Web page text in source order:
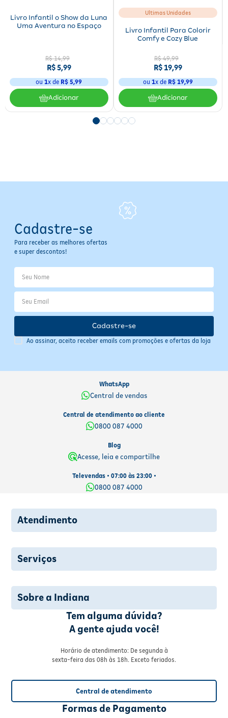
Tipo de produto:Livro
Marca:BOA VIAGEM
Gênero literário:
Autoajuda, Comunicação, Psicologia
Idioma:Português
Formato:Físico
Tipo de conservação:Temperatura ambiente
Conservação e Armazenamento
reciclados conforme normas locais.
Livro Infantil o Show da Luna
Uma Aventura no Espaço
R$ 14,99
R$5,99
ou1x de R$ 5,99
Adicionar
Ultimas Unidades
Livro Infantil Para Colorir
Comfy e Cozy Blue
R$ 49,99
R$19,99
ou 1x de R$ 19,99
Adicionar
Cadastre-se
Para receber as melhores ofertas
e super descontos!
Ao assinar, aceito receber emails com promoções e ofertas da loja
Cadastre-se
WhatsApp
Central de vendas
Central de atendimento ao cliente
0800 087 4000
Blog
Acesse, leia e compartilhe
Televendas • 07:00 às 23:00 •
0800 087 4000
Atendimento
Serviços
Sobre a Indiana
Tem alguma dúvida?
A gente ajuda você!
Horário de atendimento: De segunda à
sexta-feira das 08h às 18h. Exceto feriados.
Central de atendimento
Formas de Pagamento